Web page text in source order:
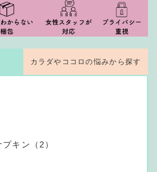
キン（2）
カラダやココロの悩みから探す